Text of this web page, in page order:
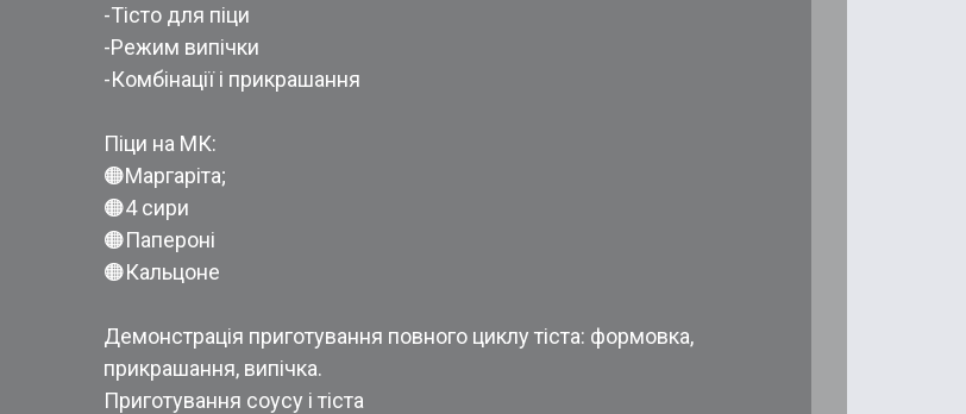
-Тісто для піци
-Режим випічки
-Комбінації і прикрашання
Піци на МК:
🟠Маргаріта;
🟠4 сири
🟠Папероні
🟠Кальцоне
Демонстрація приготування повного циклу тіста: формовка,
прикрашання, випічка.
Приготування соусу і тіста